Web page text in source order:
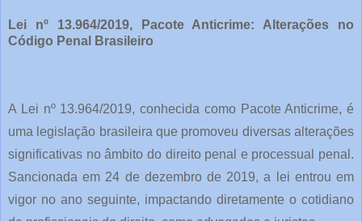
Lei nº 13.964/2019, Pacote Anticrime: Alterações no
Código Penal Brasileiro
A Lei nº 13.964/2019, conhecida como Pacote Anticrime, é
uma legislação brasileira que promoveu diversas alterações
significativas no âmbito do direito penal e processual penal.
Sancionada em 24 de dezembro de 2019, a lei entrou em
vigor no ano seguinte, impactando diretamente o cotidiano